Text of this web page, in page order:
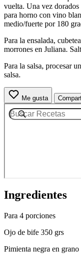
vuelta. Una vez
para horno con vino
medio/fuerte por 180
Para la ensalada,
morrones en Juliana.
Para la salsa, procesar
salsa.
Me gusta
Ingredientes
Para 4 porciones
Ojo de bife 350 grs
Pimienta negra en grano